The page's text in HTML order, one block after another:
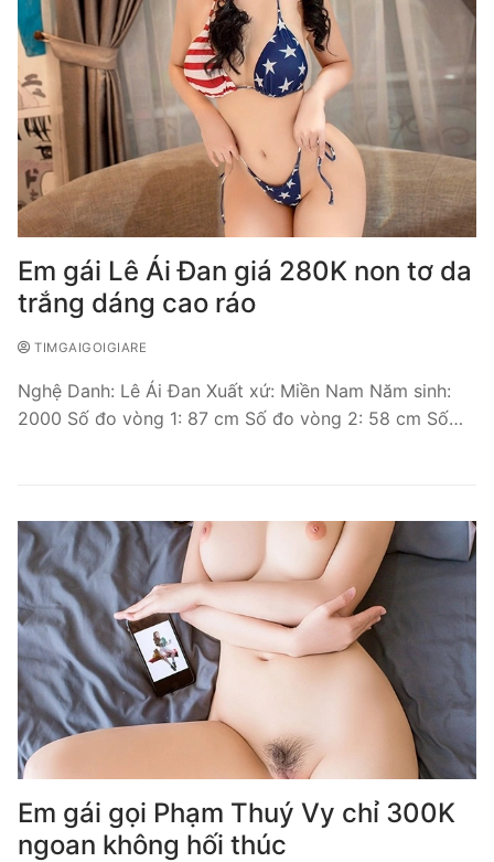
Em gái Lê Ái Đan giá 280K non tơ da
trắng dáng cao ráo
TIMGAIGOIGIARE
Nghệ Danh: Lê Ái Đan Xuất xứ: Miền Nam Năm sinh:
2000 Số đo vòng 1: 87 cm Số đo vòng 2: 58 cm Số…
Em gái gọi Phạm Thuý Vy chỉ 300K
ngoan không hối thúc